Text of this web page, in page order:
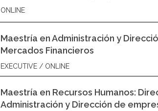
ONLINE
Maestría en Administración y
Mercados Financieros
EXECUTIVE / ONLINE
Maestría en Recursos Humanos:
Administración y Dirección de